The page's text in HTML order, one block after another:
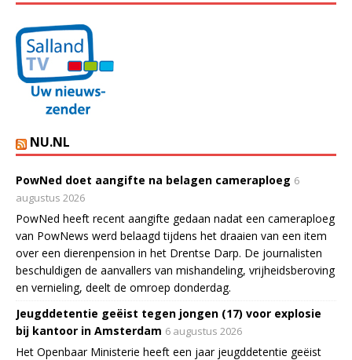
NU.NL
PowNed doet aangifte na belagen cameraploeg 6
augustus 2026
PowNed heeft recent aangifte gedaan nadat een cameraploeg
van PowNews werd belaagd tijdens het draaien van een item
over een dierenpension in het Drentse Darp. De journalisten
beschuldigen de aanvallers van mishandeling, vrijheidsberoving
en vernieling, deelt de omroep donderdag.
Jeugddetentie geëist tegen jongen (17) voor explosie
bij kantoor in Amsterdam 6 augustus 2026
Het Openbaar Ministerie heeft een jaar jeugddetentie geëist